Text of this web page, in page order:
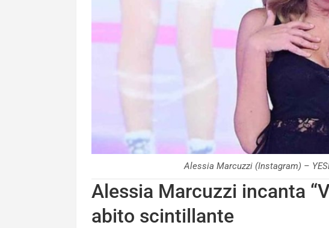
Alessia Marcuzzi (Instagram) –
Alessia Marcuzzi incanta
abito scintillante